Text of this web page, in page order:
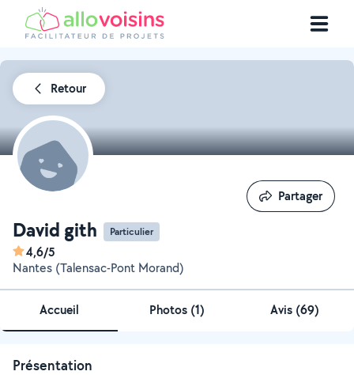
Retour
David gith Particulier
4,6/5
Nantes (Talensac-Pont Morand)
Partager
Partager
Accueil Photos (1) Avis (69)
Présentation